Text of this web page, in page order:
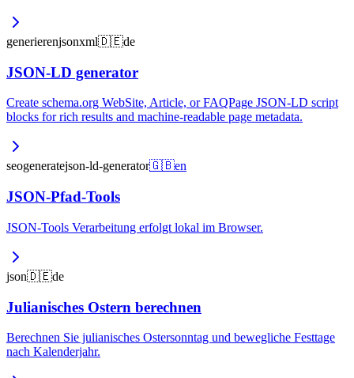
generierenjsonxml🇩🇪de
JSON-LD generator
Create schema.org WebSite, Article, or FAQPage JSON-LD script
blocks for rich results and machine-readable page metadata.
seogeneratejson-ld-generator🇬🇧en
JSON-Pfad-Tools
JSON-Tools Verarbeitung erfolgt lokal im Browser.
json🇩🇪de
Julianisches Ostern berechnen
Berechnen Sie julianisches Ostersonntag und bewegliche Festtage
nach Kalenderjahr.